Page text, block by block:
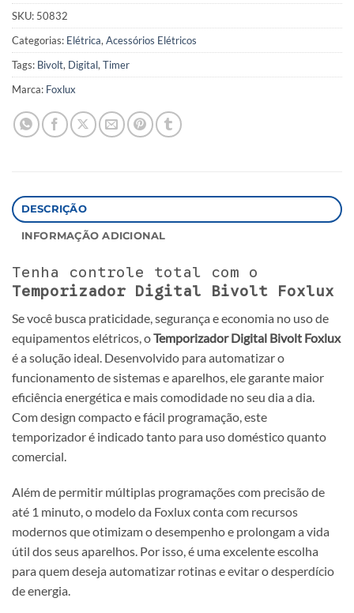
SKU: 50832
Categorias: Elétrica, Acessórios Elétricos
Tags: Bivolt, Digital, Timer
Marca: Foxlux
DESCRIÇÃO
INFORMAÇÃO ADICIONAL
Tenha controle total com o
Temporizador Digital Bivolt Foxlux
Se você busca praticidade, segurança e economia no uso de
equipamentos elétricos, oTemporizador Digital Bivolt Foxlux
é a solução ideal. Desenvolvido para automatizar o
funcionamento de sistemas e aparelhos, ele garante maior
eficiência energética e mais comodidade no seu dia a dia.
Com design compacto e fácil programação, este
temporizador é indicado tanto para uso doméstico quanto
comercial.
Além de permitir múltiplas programações com precisão de
até 1 minuto, o modelo da Foxlux conta com recursos
modernos que otimizam o desempenho e prolongam a vida
útil dos seus aparelhos. Por isso, é uma excelente escolha
para quem deseja automatizar rotinas e evitar o desperdício
de energia.